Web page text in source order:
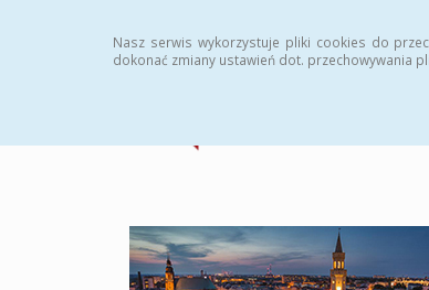
Nasz serwis wykorzystuje pliki cookies do
dokonać zmiany ustawień dot. przechowywania